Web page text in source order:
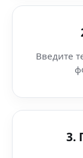
Введите
3.